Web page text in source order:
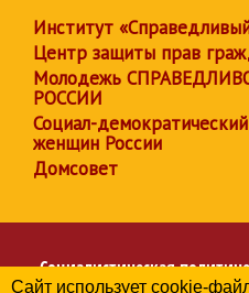
Институт
Центр защиты прав
Молодежь
РОССИИ
Социал-
женщин России
Домсовет
Социалистическая
Сайт использует cookie-